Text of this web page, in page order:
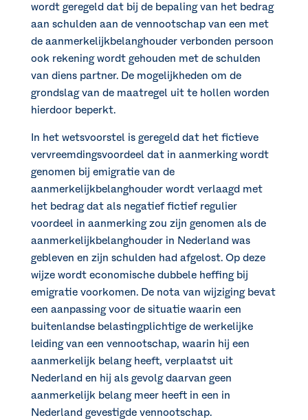
wordt geregeld dat bij de bepaling van het bedrag
aan schulden aan de vennootschap van een met
de aanmerkelijkbelanghouder verbonden persoon
ook rekening wordt gehouden met de schulden
van diens partner. De mogelijkheden om de
grondslag van de maatregel uit te hollen worden
hierdoor beperkt.
In het wetsvoorstel is geregeld dat het fictieve
vervreemdingsvoordeel dat in aanmerking wordt
genomen bij emigratie van de
aanmerkelijkbelanghouder wordt verlaagd met
het bedrag dat als negatief fictief regulier
voordeel in aanmerking zou zijn genomen als de
aanmerkelijkbelanghouder in Nederland was
gebleven en zijn schulden had afgelost. Op deze
wijze wordt economische dubbele heffing bij
emigratie voorkomen. De nota van wijziging bevat
een aanpassing voor de situatie waarin een
buitenlandse belastingplichtige de werkelijke
leiding van een vennootschap, waarin hij een
aanmerkelijk belang heeft, verplaatst uit
Nederland en hij als gevolg daarvan geen
aanmerkelijk belang meer heeft in een in
Nederland gevestigde vennootschap.